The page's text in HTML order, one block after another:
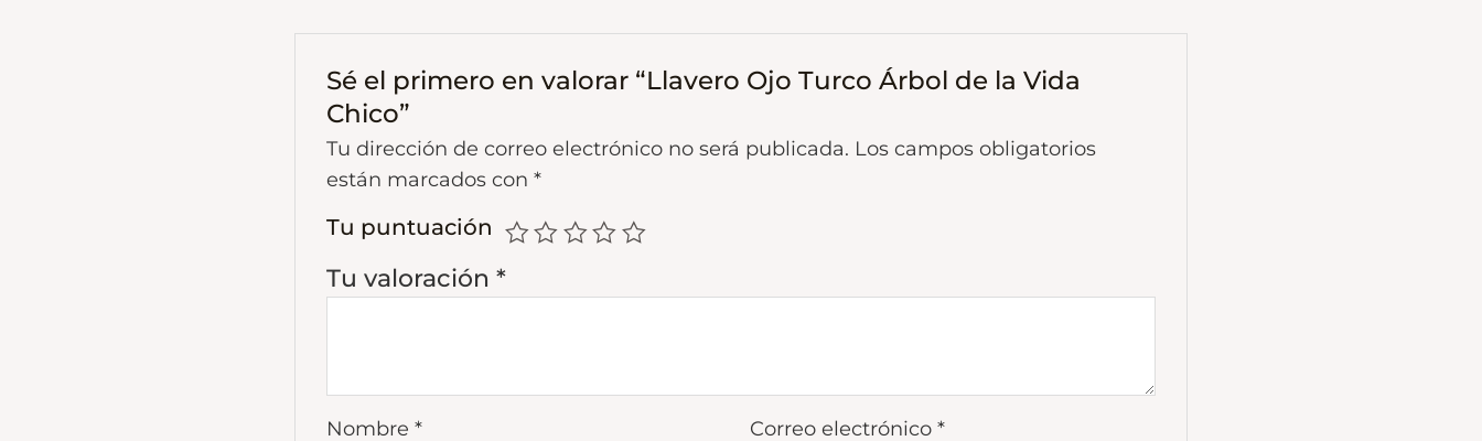
Sé el primero en valorar “Llavero Ojo Turco Árbol de la Vida
Chico”
Tu dirección de correo electrónico no será publicada. Los campos obligatorios
están marcados con*
Tu puntuación
Tu valoración*
Nombre* Correo electrónico *